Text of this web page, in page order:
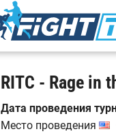
RITC - Rage in
Дата проведения
Место проведения